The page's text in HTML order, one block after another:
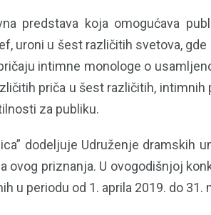
predstava koja omogućava
uroni u šest različitih svetova,
intimne monologe o
priča u šest različitih, intimnih
za publiku.
dodeljuje Udruženje dramskih
ovog priznanja. U ovogodišnjoj
u periodu od 1. aprila 2019. do 31.